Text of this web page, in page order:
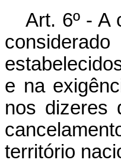
Art. 6º - A
e na
nos dizeres
território